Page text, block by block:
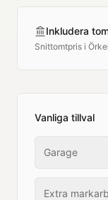
Inkludera
Snittomtpris i
Vanliga tillval
Garage
Extra